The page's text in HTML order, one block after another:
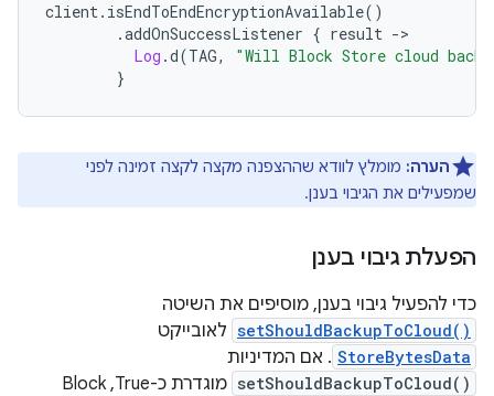
client. isEndToEndEncryptionAvailable()
.addOnSuccessListener { result ->
Log .d(TAG,
"Will Block Store cloud
}
הערה: מומלץ לוודא שההצפנה מקצה לקצה זמינה לפני
שמפעילים את הגיבוי בענן.
הפעלת גיבוי בענן
כדי להפעיל גיבוי בענן, מוסיפים את השיטה
setShouldBackupToCloud() לאובייקט
StoreBytesData . אם המדיניות
setShouldBackupToCloud()
מוגדרת כ-True,‏ Block